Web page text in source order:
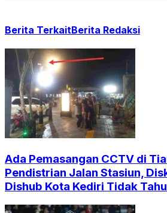
Berita TerkaitBerita Redaksi
Ada Pemasangan CCTV di
Pendistrian Jalan Stasiun,
Dishub Kota Kediri Tidak